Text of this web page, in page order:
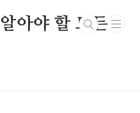
아야 할 모든